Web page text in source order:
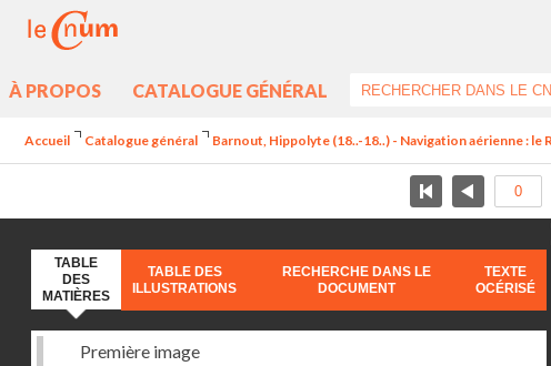
À PROPOS CATALOGUE GÉNÉRAL
Accueil Catalogue général Barnout, Hippolyte (18..-18..) - Navigation aérienne : le
TABLE
DES
MATIÈRES
TABLE DES
ILLUSTRATIONS
RECHERCHE DANS LE
DOCUMENT
TEXTE
OCÉRISÉ
Première image